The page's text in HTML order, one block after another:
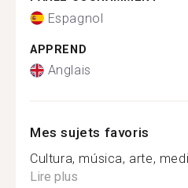
Espagnol
APPREND
Anglais
Mes sujets favoris
Cultura, música, arte,
Lire plus